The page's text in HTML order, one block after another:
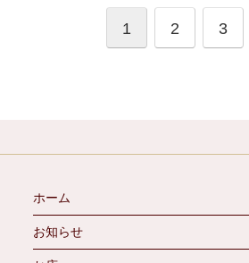
1 2 3
ホーム
お知らせ